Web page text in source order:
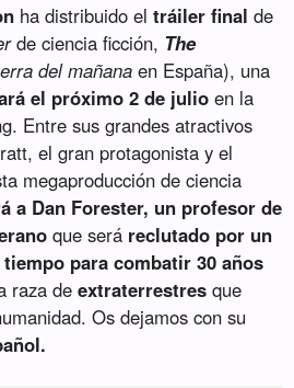
ha distribuido eltráiler final de
de ciencia ficción, The
del mañana en España), una
el próximo 2 de julio en la
Entre sus grandes atractivos
el gran protagonista y el
megaproducción de ciencia
a Dan Forester, un profesor de
que será reclutado por un
para combatir 30 años
raza deextraterrestres que
Os dejamos con su